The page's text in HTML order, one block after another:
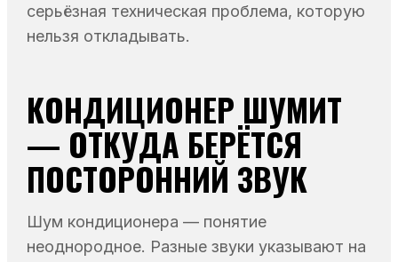
серьёзная техническая проблема, которую
нельзя откладывать.
КОНДИЦИОНЕР ШУМИТ
— ОТКУДА БЕРЁТСЯ
ПОСТОРОННИЙ ЗВУК
Шум кондиционера — понятие
неоднородное. Разные звуки указывают на